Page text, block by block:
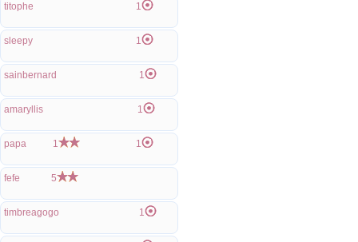
titophe 1
sleepy 1
sainbernard 1
amaryllis 1
papa 1 1
fefe 5
timbreagogo 1